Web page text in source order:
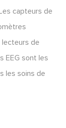
capteurs de
lecteurs de
EEG sont les
les soins de